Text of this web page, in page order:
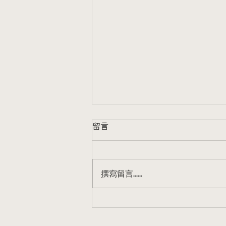
留言
撰寫留言......